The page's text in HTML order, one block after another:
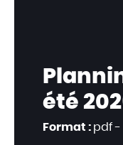
été
Format :pdf -